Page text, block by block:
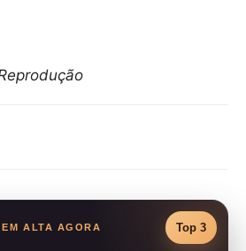
ALTA AGORA Top 3